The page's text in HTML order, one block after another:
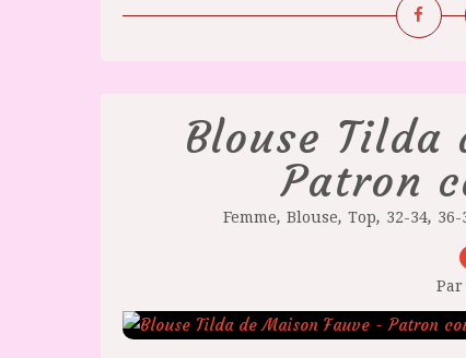
Blouse Tilda
Patron
Femme, Blouse, Top, 32-34, 36-
Par